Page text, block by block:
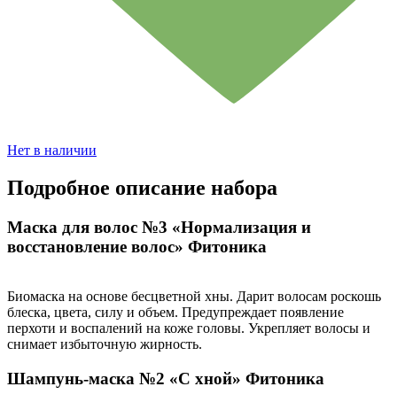
Нет в наличии
Подробное описание набора
Маска для волос №3 «Нормализация и
восстановление волос» Фитоника
Биомаска на основе бесцветной хны. Дарит волосам роскошь
блеска, цвета, силу и объем. Предупреждает появление
перхоти и воспалений на коже головы. Укрепляет волосы и
снимает избыточную жирность.
Шампунь-маска №2 «С хной» Фитоника